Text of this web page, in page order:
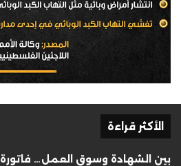
الأكثر قراءة
بين الشهادة وسوق العمل… فاتورة